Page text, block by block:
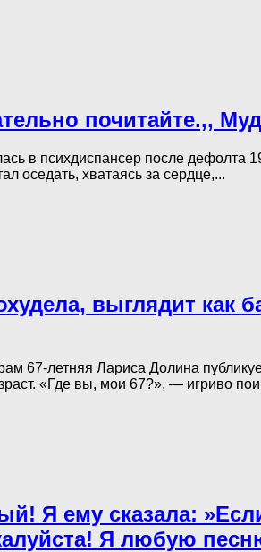
почитайте.,,
в психдиспансер после дефолта
оседать, хватаясь за сердце,...
выглядит
67-летняя Лариса Долина
«Где вы, мои 67?», — игриво
Я ему сказала:
Я любую